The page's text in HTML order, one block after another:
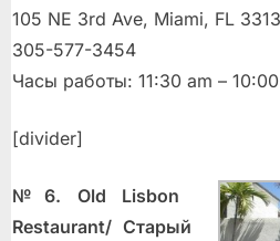
105 NE 3rd Ave, Miami, FL
305-577-3454
Часы работы: 11:30 am –
[divider]
№6. Old Lisbon
Restaurant/ Старый